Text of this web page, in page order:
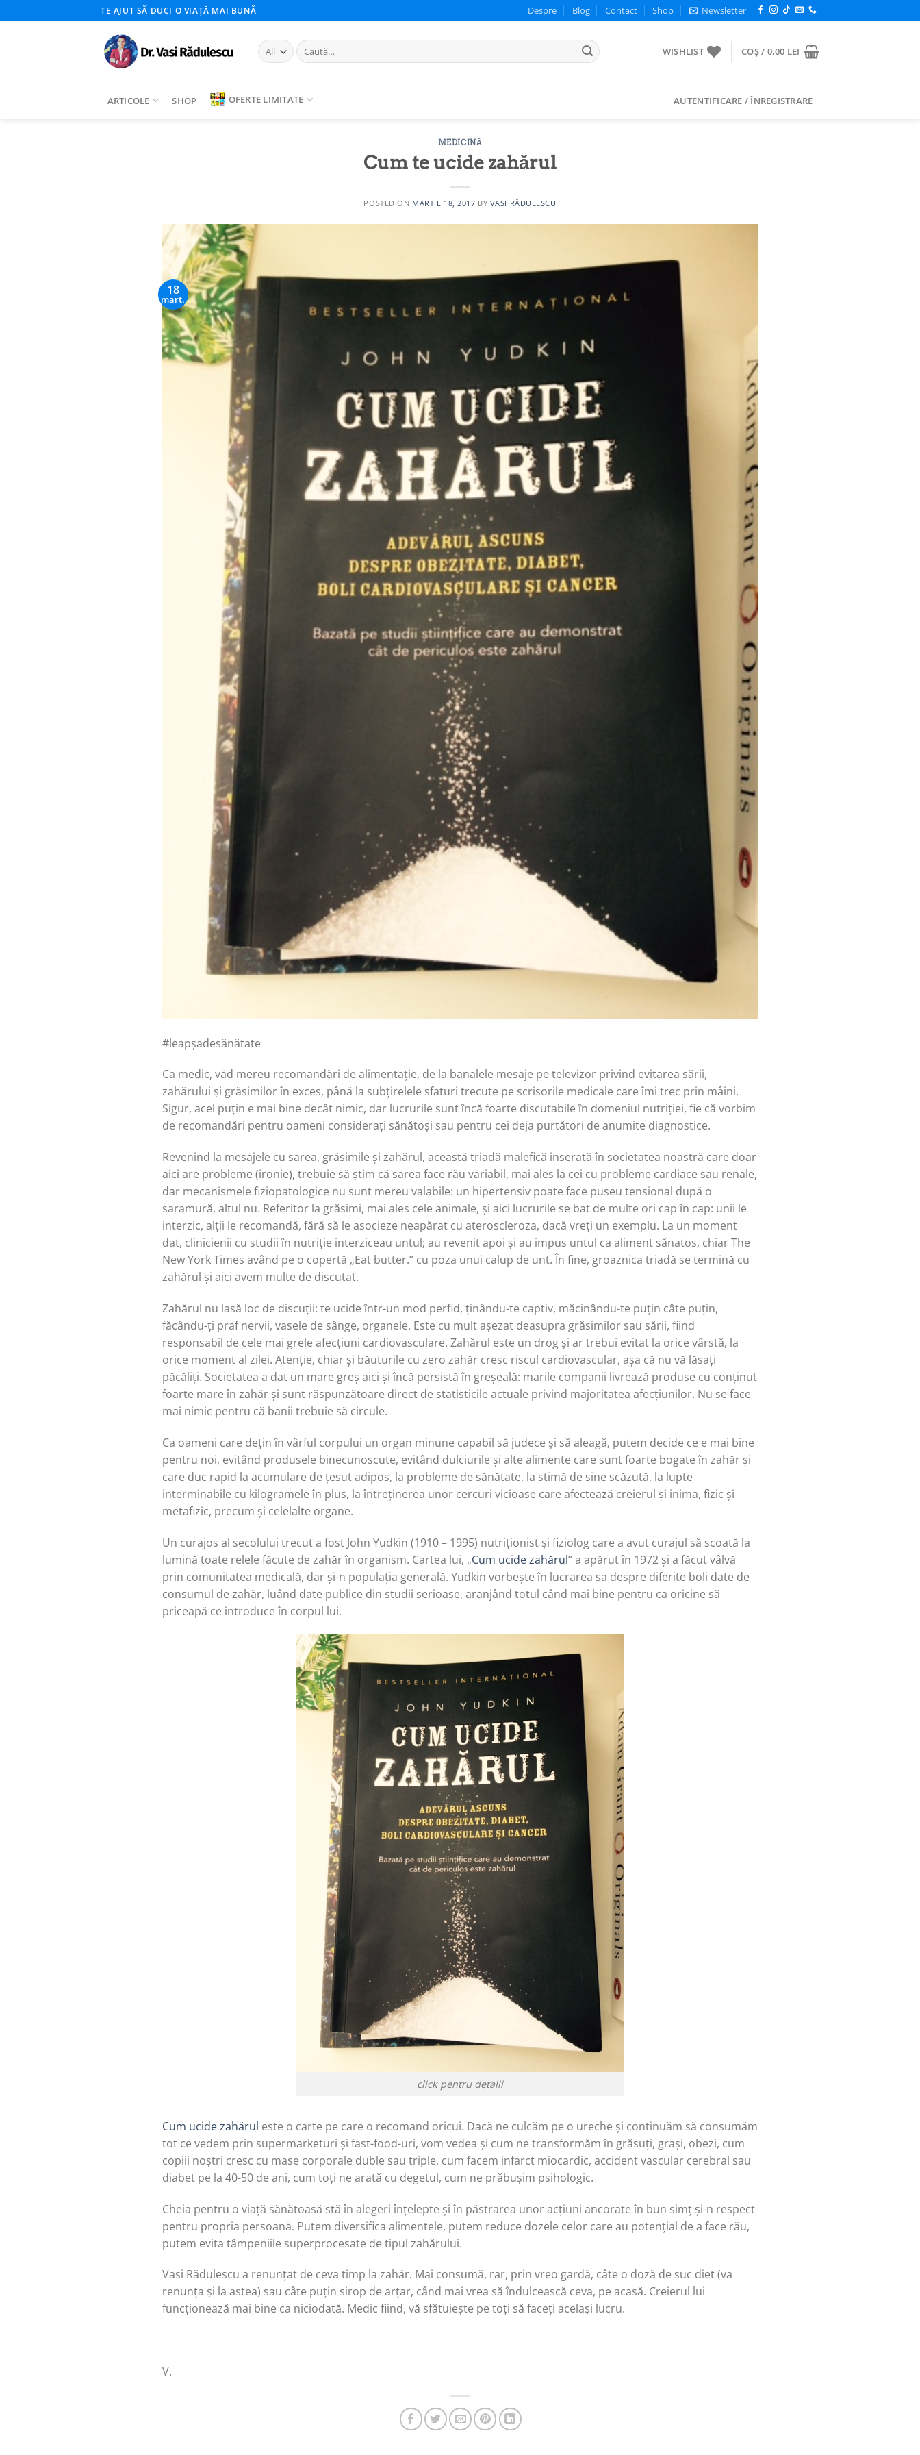
to
TE AJUT SĂ DUCI O VIAȚĂ MAI BUNĂ Despre Blog Contact Shop Newsletter
Caută
după:
WISHLIST COȘ / 0,00 LEI
ARTICOLE SHOP OFERTE LIMITATE AUTENTIFICARE / ÎNREGISTRARE
MEDICINĂ
Cum te ucide zahărul
POSTED ON MARTIE 18, 2017 BY VASI RĂDULESCU
18
mart.
#leapșadesănătate
Ca medic, văd mereu recomandări de alimentație, de la banalele mesaje pe televizor privind evitarea sării,
zahărului și grăsimilor în exces, până la subțirelele sfaturi trecute pe scrisorile medicale care îmi trec prin mâini.
Sigur, acel puțin e mai bine decât nimic, dar lucrurile sunt încă foarte discutabile în domeniul nutriției, fie că vorbim
de recomandări pentru oameni considerați sănătoși sau pentru cei deja purtători de anumite diagnostice.
Revenind la mesajele cu sarea, grăsimile și zahărul, această triadă malefică inserată în societatea noastră care doar
aici are probleme (ironie), trebuie să știm că sarea face rău variabil, mai ales la cei cu probleme cardiace sau renale,
dar mecanismele fiziopatologice nu sunt mereu valabile: un hipertensiv poate face puseu tensional după o
saramură, altul nu. Referitor la grăsimi, mai ales cele animale, și aici lucrurile se bat de multe ori cap în cap: unii le
interzic, alții le recomandă, fără să le asocieze neapărat cu ateroscleroza, dacă vreți un exemplu. La un moment
dat, clinicienii cu studii în nutriție interziceau untul; au revenit apoi și au impus untul ca aliment sănatos, chiar The
New York Times având pe o copertă „Eat butter.” cu poza unui calup de unt. În fine, groaznica triadă se termină cu
zahărul și aici avem multe de discutat.
Zahărul nu lasă loc de discuții: te ucide într-un mod perfid, ținându-te captiv, măcinându-te puțin câte puțin,
făcându-ți praf nervii, vasele de sânge, organele. Este cu mult așezat deasupra grăsimilor sau sării, fiind
responsabil de cele mai grele afecțiuni cardiovasculare. Zahărul este un drog și ar trebui evitat la orice vârstă, la
orice moment al zilei. Atenție, chiar și băuturile cu zero zahăr cresc riscul cardiovascular, așa că nu vă lăsați
păcăliți. Societatea a dat un mare greș aici și încă persistă în greșeală: marile companii livrează produse cu conținut
foarte mare în zahăr și sunt răspunzătoare direct de statisticile actuale privind majoritatea afecțiunilor. Nu se face
mai nimic pentru că banii trebuie să circule.
Ca oameni care dețin în vârful corpului un organ minune capabil să judece și să aleagă, putem decide ce e mai bine
pentru noi, evitând produsele binecunoscute, evitând dulciurile și alte alimente care sunt foarte bogate în zahăr și
care duc rapid la acumulare de țesut adipos, la probleme de sănătate, la stimă de sine scăzută, la lupte
interminabile cu kilogramele în plus, la întreținerea unor cercuri vicioase care afectează creierul și inima, fizic și
metafizic, precum și celelalte organe.
Un curajos al secolului trecut a fost John Yudkin (1910 – 1995) nutriționist și fiziolog care a avut curajul să scoată la
lumină toate relele făcute de zahăr în organism. Cartea lui, „Cum ucide zahărul” a apărut în 1972 și a făcut vâlvă
prin comunitatea medicală, dar și-n populația generală. Yudkin vorbește în lucrarea sa despre diferite boli date de
consumul de zahăr, luând date publice din studii serioase, aranjând totul când mai bine pentru ca oricine să
priceapă ce introduce în corpul lui.
click pentru detalii
Cum ucide zahărul este o carte pe care o recomand oricui. Dacă ne culcăm pe o ureche și continuăm să consumăm
tot ce vedem prin supermarketuri și fast-food-uri, vom vedea și cum ne transformăm în grăsuți, grași, obezi, cum
copiii noștri cresc cu mase corporale duble sau triple, cum facem infarct miocardic, accident vascular cerebral sau
diabet pe la 40-50 de ani, cum toți ne arată cu degetul, cum ne prăbușim psihologic.
Cheia pentru o viață sănătoasă stă în alegeri înțelepte și în păstrarea unor acțiuni ancorate în bun simț și-n respect
pentru propria persoană. Putem diversifica alimentele, putem reduce dozele celor care au potențial de a face rău,
putem evita tâmpeniile superprocesate de tipul zahărului.
Vasi Rădulescu a renunțat de ceva timp la zahăr. Mai consumă, rar, prin vreo gardă, câte o doză de suc diet (va
renunța și la astea) sau câte puțin sirop de arțar, când mai vrea să îndulcească ceva, pe acasă. Creierul lui
funcționează mai bine ca niciodată. Medic fiind, vă sfătuiește pe toți să faceți același lucru.
V.